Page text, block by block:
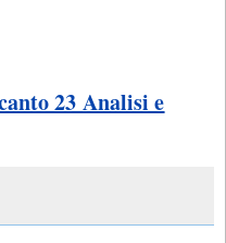
23 Analisi e